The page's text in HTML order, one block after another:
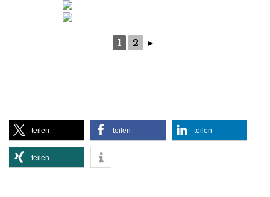
1 2 ►
teilen teilen teilen
teilen